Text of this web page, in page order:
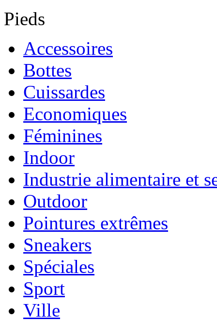
Pieds
Accessoires
Bottes
Cuissardes
Economiques
Féminines
Indoor
Industrie alimentaire et
Outdoor
Pointures extrêmes
Sneakers
Spéciales
Sport
Ville